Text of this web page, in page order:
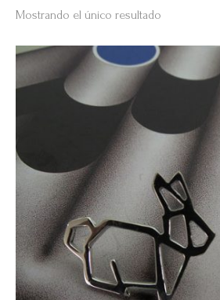
Mostrando el único resultado